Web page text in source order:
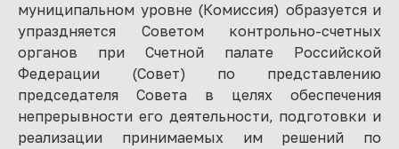
муниципальном уровне (Комиссия) образуется и
упраздняется Советом контрольно-счетных
органов при Счетной палате Российской
Федерации (Совет) по представлению
председателя Совета в целях обеспечения
непрерывности его деятельности, подготовки и
реализации принимаемых им решений по